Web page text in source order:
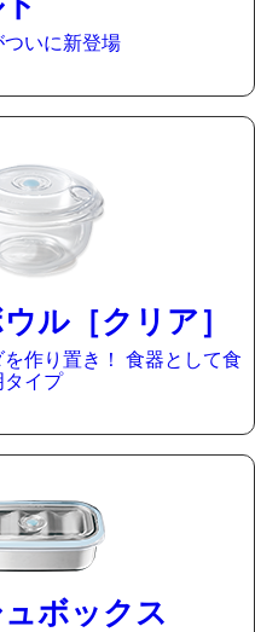
いに新登場
ル［クリア］
を作り置き！ 食器として食
タイプ
ボックス